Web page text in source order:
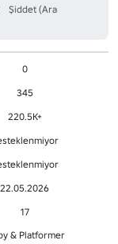
Şiddet (Ara
0
345
220.5K+
22.05.2026
17
& Platformer